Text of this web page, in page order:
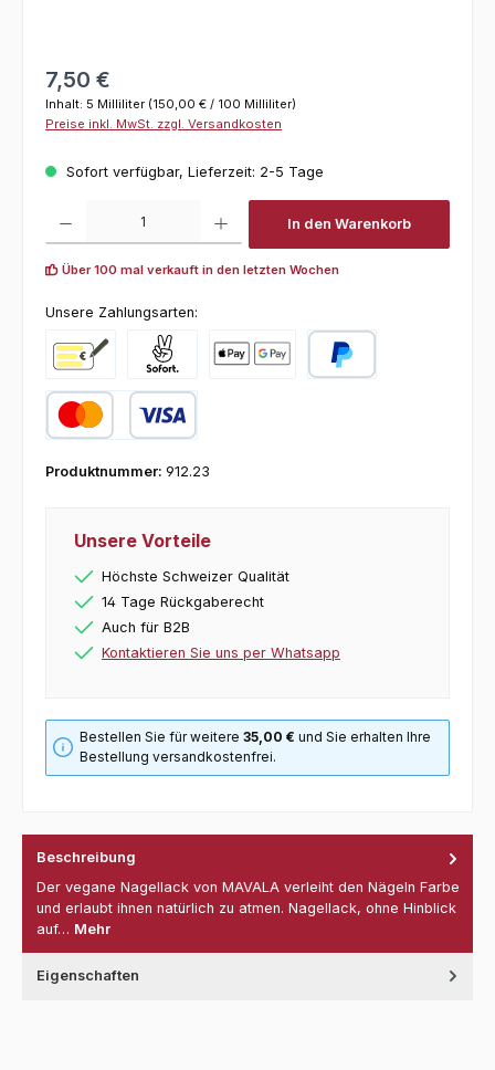
Regulärer Preis:
7,50 €
Inhalt: 5 Milliliter (150,00 € / 100 Milliliter)
Preise inkl. MwSt. zzgl. Versandkosten
Sofort verfügbar, Lieferzeit: 2-5 Tage
In den Warenkorb
Über 100 mal verkauft in den letzten Wochen
Unsere Zahlungsarten:
Vorkasse Pay with Klarna
Produktnummer: 912.23
Unsere Vorteile
Höchste Schweizer Qualität
14 Tage Rückgaberecht
Auch für B2B
Kontaktieren Sie uns per Whatsapp
Bestellen Sie für weitere35,00 € und Sie erhalten Ihre
Bestellung versandkostenfrei.
Beschreibung
Der vegane Nagellack von MAVALA verleiht den Nägeln Farbe
und erlaubt ihnen natürlich zu atmen. Nagellack, ohne Hinblick
auf… Mehr
Eigenschaften